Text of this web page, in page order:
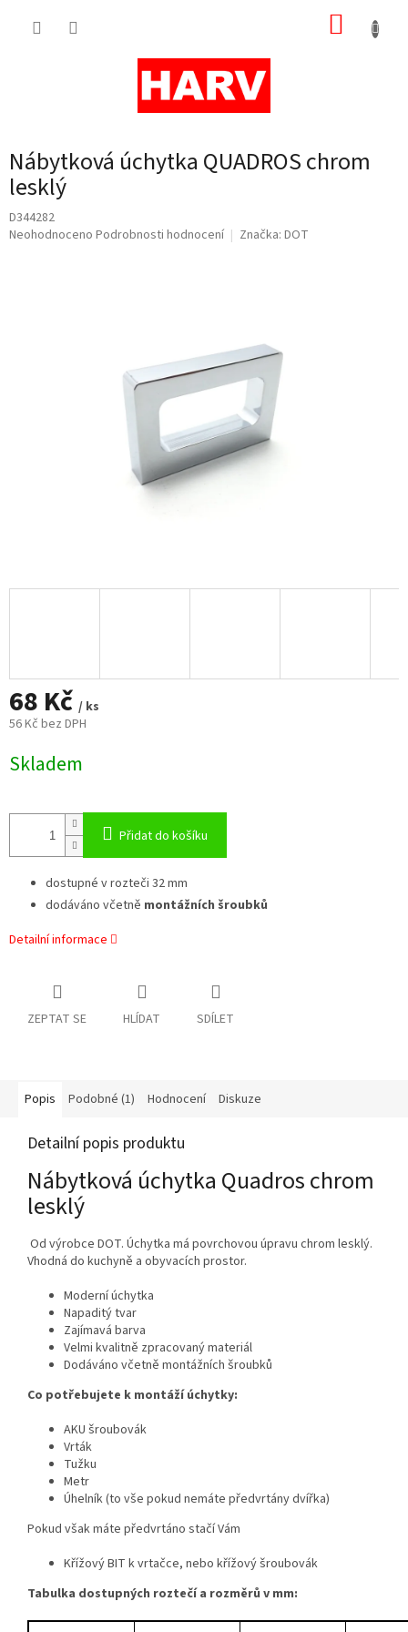
Nábytková úchytka QUADROS chrom
lesklý
D344282
Průměrné
Neohodnoceno Podrobnosti hodnocení Značka: DOT
68 Kč / ks
56 Kč bez DPH
cena:
Skladem
Přidat do košíku
dostupné v rozteči 32 mm
dodáváno včetně montážních šroubků
Detailní informace
ZEPTAT SE HLÍDAT SDÍLET
Popis Podobné (1) Hodnocení Diskuze
Detailní popis produktu
Nábytková úchytka Quadros chrom
lesklý
Od výrobce DOT. Úchytka má povrchovou úpravu chrom lesklý.
Vhodná do kuchyně a obyvacích prostor.
Moderní úchytka
Napaditý tvar
Zajímavá barva
Velmi kvalitně zpracovaný materiál
Dodáváno včetně montážních šroubků
Co potřebujete k montáží úchytky:
AKU šroubovák
Vrták
Tužku
Metr
Úhelník (to vše pokud nemáte předvrtány dvířka)
Pokud však máte předvrtáno stačí Vám
Křížový BIT k vrtačce, nebo křížový šroubovák
Tabulka dostupných roztečí a rozměrů v mm: